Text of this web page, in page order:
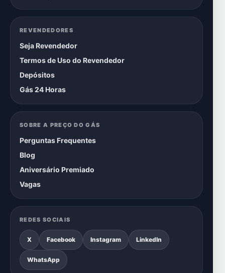
REVENDEDORES
Seja Revendedor
Termos de Uso do Revendedor
Depósitos
Gás 24 Horas
SOBRE A PREÇO DO GÁS
Perguntas Frequentes
Blog
Aniversário Premiado
Vagas
REDES SOCIAIS
X Facebook Instagram LinkedIn
WhatsApp